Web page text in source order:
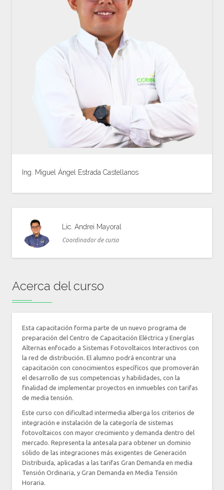
Ing. Miguel Ángel Estrada Castellanos
Lic. Andrei Mayoral
Coordinador de curso
Acerca del curso
Esta capacitación forma parte de un nuevo programa de
preparación del Centro de Capacitación Eléctrica y Energías
Alternas enfocado a Sistemas Fotovoltaicos Interactivos con
la red de distribución. El alumno podrá encontrar una
capacitación con conocimientos específicos que promoverán
el desarrollo de sus competencias y habilidades, con la
finalidad de implementar proyectos en inmuebles con tarifas
de media tensión.
Este curso con dificultad intermedia alberga los criterios de
integración e instalación de la categoría de sistemas
fotovoltaicos con mayor crecimiento y demanda dentro del
mercado. Representa la antesala para obtener un dominio
sólido de las integraciones más exigentes de Generación
Distribuida, aplicadas a las tarifas Gran Demanda en media
Tensión Ordinaria, y Gran Demanda en Media Tensión
Horaria.